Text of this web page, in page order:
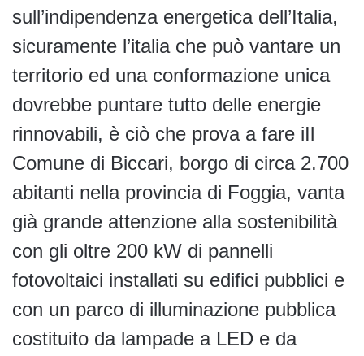
sull’indipendenza energetica dell’Italia,
sicuramente l’italia che può vantare un
territorio ed una conformazione unica
dovrebbe puntare tutto delle energie
rinnovabili, è ciò che prova a fare iIl
Comune di Biccari, borgo di circa 2.700
abitanti nella provincia di Foggia, vanta
già grande attenzione alla sostenibilità
con gli oltre 200 kW di pannelli
fotovoltaici installati su edifici pubblici e
con un parco di illuminazione pubblica
costituito da lampade a LED e da